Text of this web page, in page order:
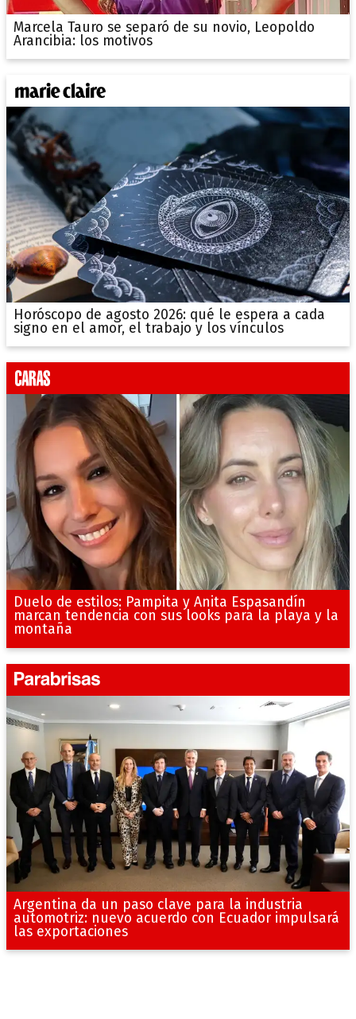
Marcela Tauro se separó de su novio, Leopoldo
Arancibia: los motivos
Horóscopo de agosto 2026: qué le espera a cada
signo en el amor, el trabajo y los vínculos
Duelo de estilos: Pampita y Anita Espasandín
marcan tendencia con sus looks para la playa y la
montaña
Argentina da un paso clave para la industria
automotriz: nuevo acuerdo con Ecuador impulsará
las exportaciones